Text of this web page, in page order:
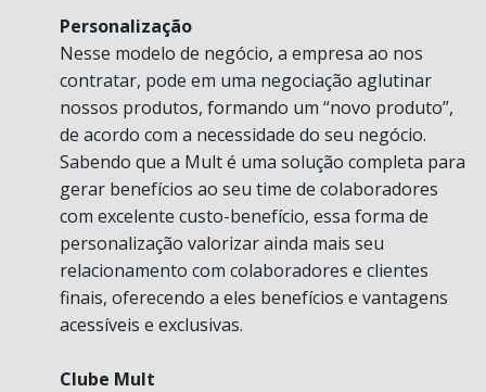
Personalização
Nesse modelo de negócio, a empresa ao nos
contratar, pode em uma negociação aglutinar
nossos produtos, formando um “novo produto”,
de acordo com a necessidade do seu negócio.
Sabendo que a Mult é uma solução completa para
gerar benefícios ao seu time de colaboradores
com excelente custo-benefício, essa forma de
personalização valorizar ainda mais seu
relacionamento com colaboradores e clientes
finais, oferecendo a eles benefícios e vantagens
acessíveis e exclusivas.
Clube Mult